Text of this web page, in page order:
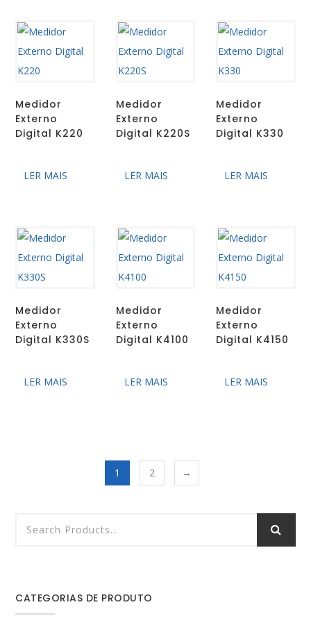
Medidor
Externo
Digital K220
LER MAIS
Medidor
Externo
Digital K220S
LER MAIS
Medidor
Externo
Digital K330
LER MAIS
Medidor
Externo
Digital K330S
LER MAIS
Medidor
Externo
Digital K4100
LER MAIS
Medidor
Externo
Digital K4150
LER MAIS
1 2 →
CATEGORIAS DE PRODUTO